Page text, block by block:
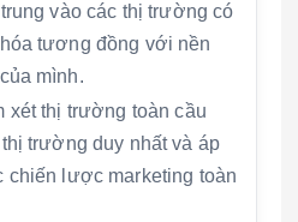
vào các thị trường có
tương đồng với nền
mình.
xét thị trường toàn cầu
trường duy nhất và áp
chiến lược marketing toàn